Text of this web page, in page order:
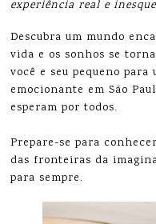
experiência real e
Descubra um mundo
vida e os sonhos se
você e seu pequeno
emocionante em São
esperam por todos.
Prepare-se para
das fronteiras da
para sempre.